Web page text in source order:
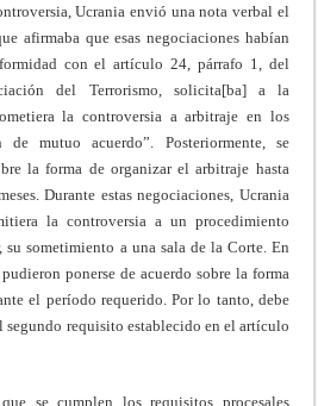
Ucrania envió una nota verbal el
afirmaba que esas negociaciones habían
con el artículo 24, párrafo 1, del
del Terrorismo, solicita[ba] a la
la controversia a arbitraje en los
de mutuo acuerdo”. Posteriormente, se
la forma de organizar el arbitraje hasta
Durante estas negociaciones, Ucrania
la controversia a un procedimiento
sometimiento a una sala de la Corte. En
ponerse de acuerdo sobre la forma
el período requerido. Por lo tanto, debe
segundo requisito establecido en el artículo
se cumplen los requisitos procesales